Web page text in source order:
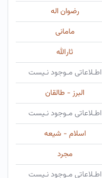
رضوان اله
مامانی
ثارالله
اطـلاعاتی مـوجود نـیست
البرز - طالقان
اطـلاعاتی مـوجود نـیست
اسلام - شیعه
مجرد
اطـلاعاتی مـوجود نـیست